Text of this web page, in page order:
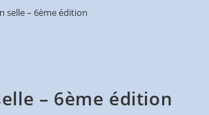
selle – 6ème édition
– 6ème édition